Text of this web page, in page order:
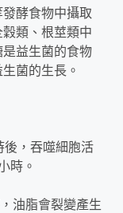
酵食物中攝取
類、根莖類中
益生菌的食物
菌的生長。
後，吞噬細胞活
時。
油脂會裂變產生